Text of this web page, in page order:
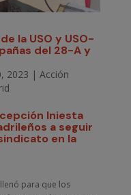
la USO y USO-
del 28-A y
2023 | Acción
Iniesta
a seguir
en la
para que los